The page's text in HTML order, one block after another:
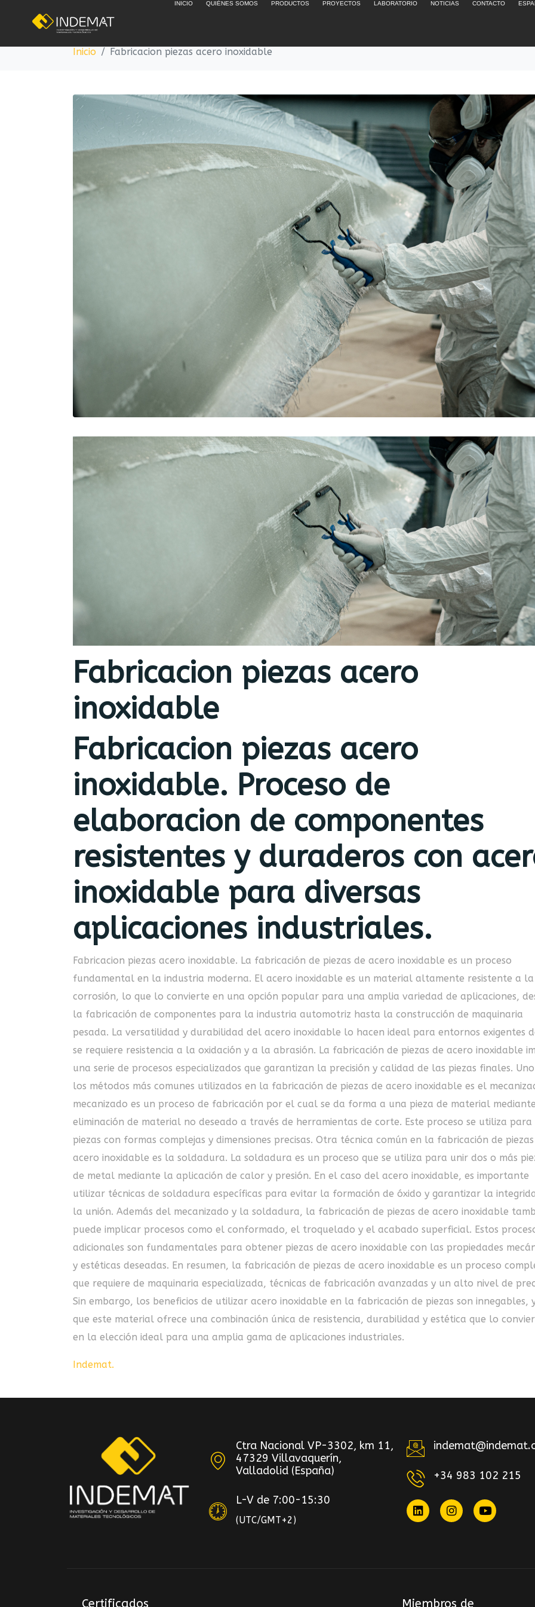
INICIO QUIÉNES SOMOS PRODUCTOS PROYECTOS LABORATORIO NOTICIAS CONTACTO
Fabricacion piezas acero inoxidable
Inicio Fabricacion piezas acero inoxidable
Fabricacion piezas acero
inoxidable
Fabricacion piezas acero
inoxidable. Proceso de
elaboracion de componentes
resistentes y duraderos con
inoxidable para diversas
aplicaciones industriales.
Fabricacion piezas acero inoxidable. La fabricación de piezas de acero inoxidable es un proceso
fundamental en la industria moderna. El acero inoxidable es un material altamente resistente a la
corrosión, lo que lo convierte en una opción popular para una amplia variedad de aplicaciones,
la fabricación de componentes para la industria automotriz hasta la construcción de maquinaria
pesada. La versatilidad y durabilidad del acero inoxidable lo hacen ideal para entornos exigentes
se requiere resistencia a la oxidación y a la abrasión. La fabricación de piezas de acero inoxidable
una serie de procesos especializados que garantizan la precisión y calidad de las piezas finales.
los métodos más comunes utilizados en la fabricación de piezas de acero inoxidable es el
mecanizado es un proceso de fabricación por el cual se da forma a una pieza de material
eliminación de material no deseado a través de herramientas de corte. Este proceso se utiliza para
piezas con formas complejas y dimensiones precisas. Otra técnica común en la fabricación de
acero inoxidable es la soldadura. La soldadura es un proceso que se utiliza para unir dos o más
de metal mediante la aplicación de calor y presión. En el caso del acero inoxidable, es importante
utilizar técnicas de soldadura específicas para evitar la formación de óxido y garantizar la
la unión. Además del mecanizado y la soldadura, la fabricación de piezas de acero inoxidable
puede implicar procesos como el conformado, el troquelado y el acabado superficial. Estos
adicionales son fundamentales para obtener piezas de acero inoxidable con las propiedades
y estéticas deseadas. En resumen, la fabricación de piezas de acero inoxidable es un proceso
que requiere de maquinaria especializada, técnicas de fabricación avanzadas y un alto nivel de
Sin embargo, los beneficios de utilizar acero inoxidable en la fabricación de piezas son innegables,
que este material ofrece una combinación única de resistencia, durabilidad y estética que lo
en la elección ideal para una amplia gama de aplicaciones industriales.
Indemat.
Ctra Nacional VP-3302, km 11,
47329 Villavaquerín,
Valladolid (España)
L-V de 7:00-15:30
(UTC/GMT+2)
+34 983 102 215
Certificados Miembros de